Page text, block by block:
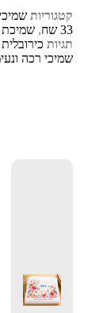
קטגוריות שמיכי
33 שח
, שמיכת
תגיות
שמיכי רכה